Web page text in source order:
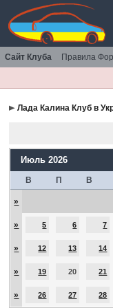
Сайт Клуба Правила
Лада Калина Клуб в
Июль 2026
В П В
»
» 5 6 7
» 12 13 14
» 19 20 21
» 26 27 28